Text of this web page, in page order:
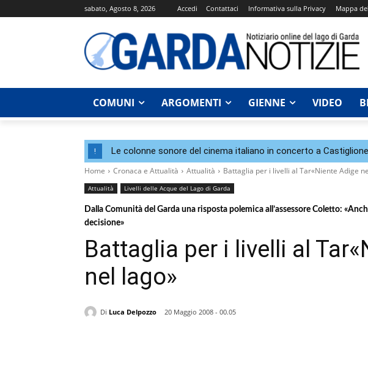
sabato, Agosto 8, 2026 Accedi Contattaci Informativa sulla Privacy Mappa
COMUNI ARGOMENTI GIENNE VIDEO
! Le colonne sonore del cinema italiano in concerto a Castiglione
Home Cronaca e Attualità Attualità Battaglia per i livelli al Tar«Niente Adige
Attualità Livelli delle Acque del Lago di Garda
Dalla Comunità del Garda una risposta polemica all’assessore Coletto:
decisione»
Battaglia per i livelli al
nel lago»
Di Luca Delpozzo
20 Maggio 2008 - 00.05